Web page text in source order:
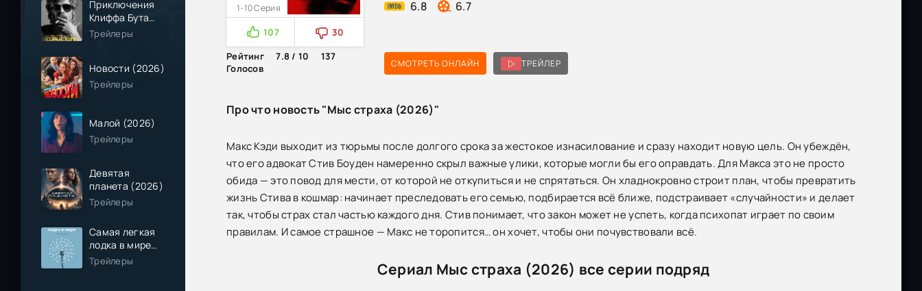
Приключения
Клиффа Бута
(2026)
Трейлеры
Новости (2026)
Трейлеры
Малой (2026)
Трейлеры
Девятая
планета (2026)
Трейлеры
Самая легкая
лодка в мире
(2026)
Трейлеры
6.8 6.7
1-10 Серия
107
30
Рейтинг
7.8 / 10
137
Голосов
СМОТРЕТЬ ОНЛАЙН ТРЕЙЛЕР
Про что новость "Мыс страха (2026)"
Макс Кэди выходит из тюрьмы после долгого срока за жестокое изнасилование и сразу находит новую цель. Он убеждён,
что его адвокат Стив Боуден намеренно скрыл важные улики, которые могли бы его оправдать. Для Макса это не просто
обида — это повод для мести, от которой не откупиться и не спрятаться. Он хладнокровно строит план, чтобы превратить
жизнь Стива в кошмар: начинает преследовать его семью, подбирается всё ближе, подстраивает «случайности» и делает
так, чтобы страх стал частью каждого дня. Стив понимает, что закон может не успеть, когда психопат играет по своим
правилам. И самое страшное — Макс не торопится… он хочет, чтобы они почувствовали всё.
Сериал Мыс страха (2026) все серии подряд